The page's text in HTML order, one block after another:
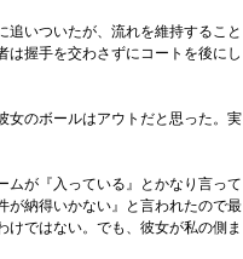
追いついたが、流れを維持すること
は握手を交わさずにコートを後にし
女のボールはアウトだと思った。実
ムが『入っている』とかなり言って
が納得いかない』と言われたので最
ではない。でも、彼女が私の側ま